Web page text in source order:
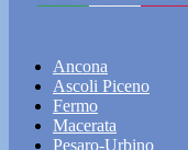
Ancona
Ascoli Piceno
Fermo
Macerata
Pesaro-Urbino